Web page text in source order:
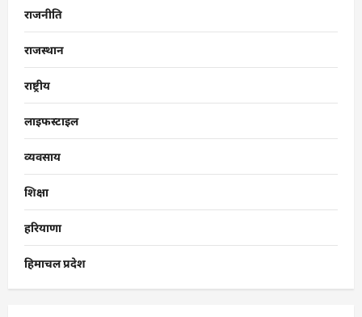
राजनीति
राजस्थान
राष्ट्रीय
लाइफस्टाइल
व्यवसाय
शिक्षा
हरियाणा
हिमाचल प्रदेश